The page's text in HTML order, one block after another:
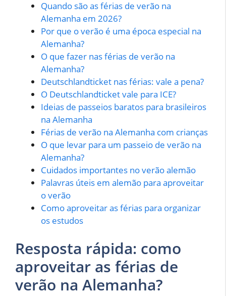
Quando são as férias de verão na
Alemanha em 2026?
Por que o verão é uma época especial na
Alemanha?
O que fazer nas férias de verão na
Alemanha?
Deutschlandticket nas férias: vale a pena?
O Deutschlandticket vale para ICE?
Ideias de passeios baratos para brasileiros
na Alemanha
Férias de verão na Alemanha com crianças
O que levar para um passeio de verão na
Alemanha?
Cuidados importantes no verão alemão
Palavras úteis em alemão para aproveitar
o verão
Como aproveitar as férias para organizar
os estudos
Resposta rápida: como
aproveitar as férias de
verão na Alemanha?